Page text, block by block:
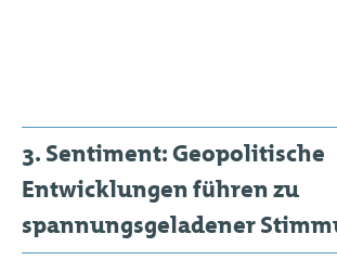
3. Sentiment: Geopolitische
Entwicklungen führen zu
spannungsgeladener